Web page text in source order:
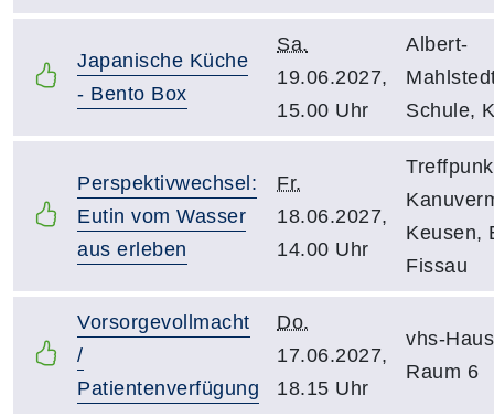
Japanische Küche
- Bento Box
Sa.
19.06.2027,
15.00 Uhr
Albert-
Schule,
Perspektivwechsel:
Eutin vom Wasser
aus erleben
Fr.
18.06.2027,
14.00 Uhr
Keusen,
Fissau
Vorsorgevollmacht
/
Patientenverfügung
Do.
17.06.2027,
18.15 Uhr
vhs-
Raum 6